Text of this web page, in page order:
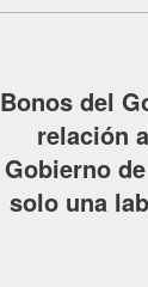
Bonos del
relación
Gobierno
solo una